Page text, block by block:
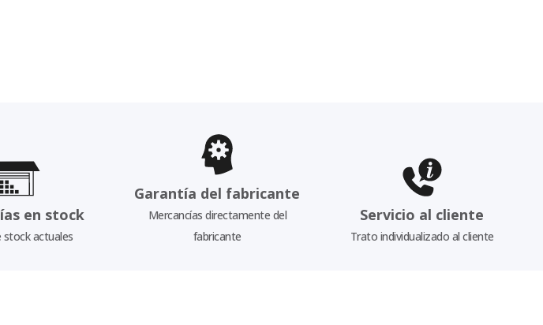
en stock
stock actuales
Garantía del fabricante
Mercancías directamente del
fabricante
Servicio al cliente
Trato individualizado al cliente